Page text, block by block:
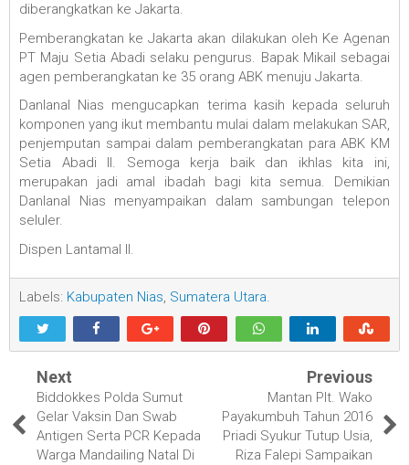
diberangkatkan ke Jakarta.
Pemberangkatan ke Jakarta akan dilakukan oleh Ke Agenan
PT Maju Setia Abadi selaku pengurus. Bapak Mikail sebagai
agen pemberangkatan ke 35 orang ABK menuju Jakarta.
Danlanal Nias mengucapkan terima kasih kepada seluruh
komponen yang ikut membantu mulai dalam melakukan SAR,
penjemputan sampai dalam pemberangkatan para ABK KM
Setia Abadi II. Semoga kerja baik dan ikhlas kita ini,
merupakan jadi amal ibadah bagi kita semua. Demikian
Danlanal Nias menyampaikan dalam sambungan telepon
seluler.
Dispen Lantamal II.
Labels: Kabupaten Nias, Sumatera Utara.
Next
Biddokkes Polda Sumut
Gelar Vaksin Dan Swab
Antigen Serta PCR Kepada
Warga Mandailing Natal Di
Previous
Mantan Plt. Wako
Payakumbuh Tahun 2016
Priadi Syukur Tutup Usia,
Riza Falepi Sampaikan